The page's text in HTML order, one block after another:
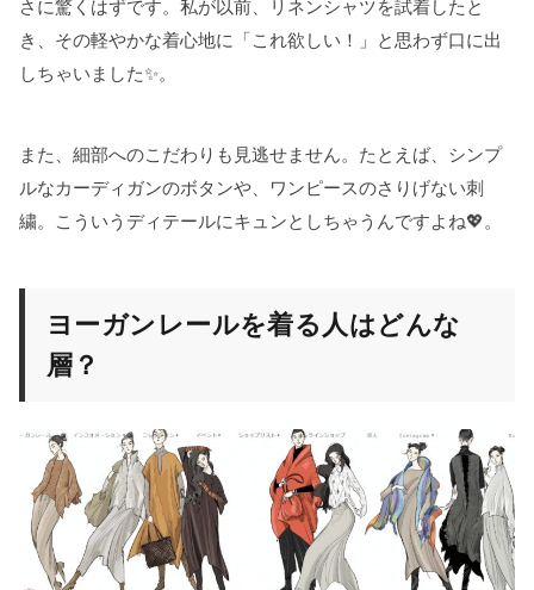
さに驚くはずです。私が以前、リネンシャツを試着したと
き、その軽やかな着心地に「これ欲しい！」と思わず口に出
しちゃいました✨。
また、細部へのこだわりも見逃せません。たとえば、シンプ
ルなカーディガンのボタンや、ワンピースのさりげない刺
繍。こういうディテールにキュンとしちゃうんですよね💖。
ヨーガンレールを着る人はどんな
層？